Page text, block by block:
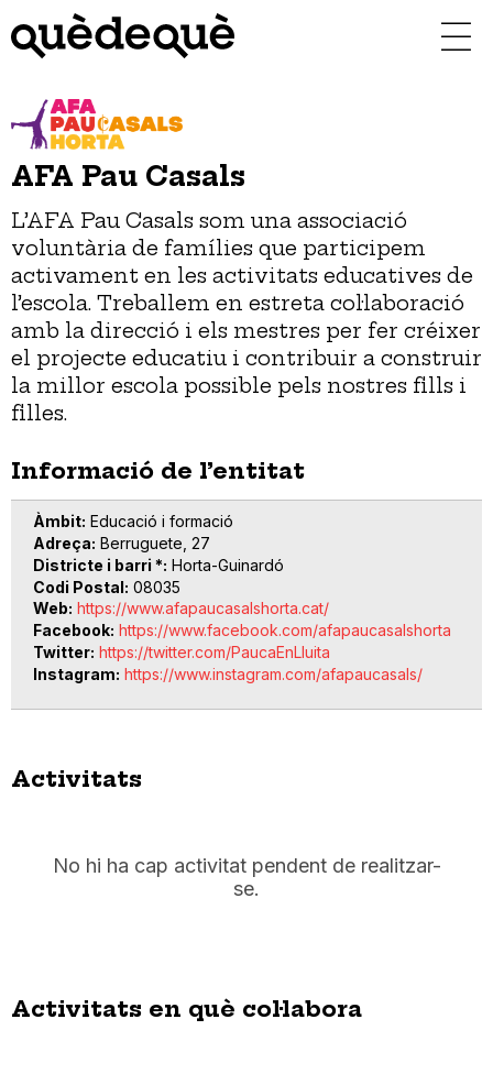
contingut
AFA Pau Casals
L’AFA Pau Casals som una associació
voluntària de famílies que participem
activament en les activitats educatives de
l’escola. Treballem en estreta col·laboració
amb la direcció i els mestres per fer créixer
el projecte educatiu i contribuir a construir
la millor escola possible pels nostres fills i
filles.
Informació de l’entitat
Àmbit Educació i formació
Adreça Berruguete, 27
Districte i barri * Horta-Guinardó
Codi Postal 08035
Web https://www.afapaucasalshorta.cat/
Facebook https://www.facebook.com/afapaucasalshorta
Twitter https://twitter.com/PaucaEnLluita
Instagram https://www.instagram.com/afapaucasals/
Activitats
No hi ha cap activitat pendent de realitzar-
se.
Activitats en què col·labora